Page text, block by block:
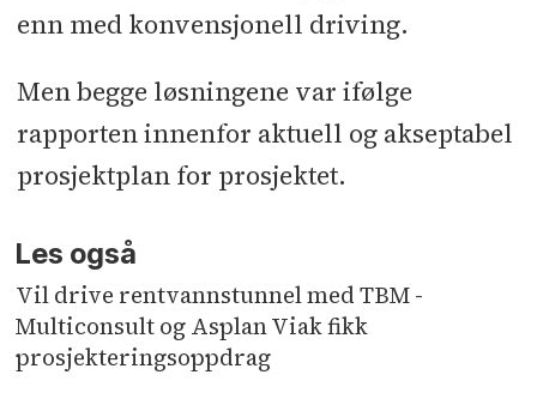
enn med konvensjonell driving.
Men begge løsningene var ifølge
rapporten innenfor aktuell og akseptabel
prosjektplan for prosjektet.
Les også
Vil drive rentvannstunnel med TBM -
Multiconsult og Asplan Viak fikk
prosjekteringsoppdrag